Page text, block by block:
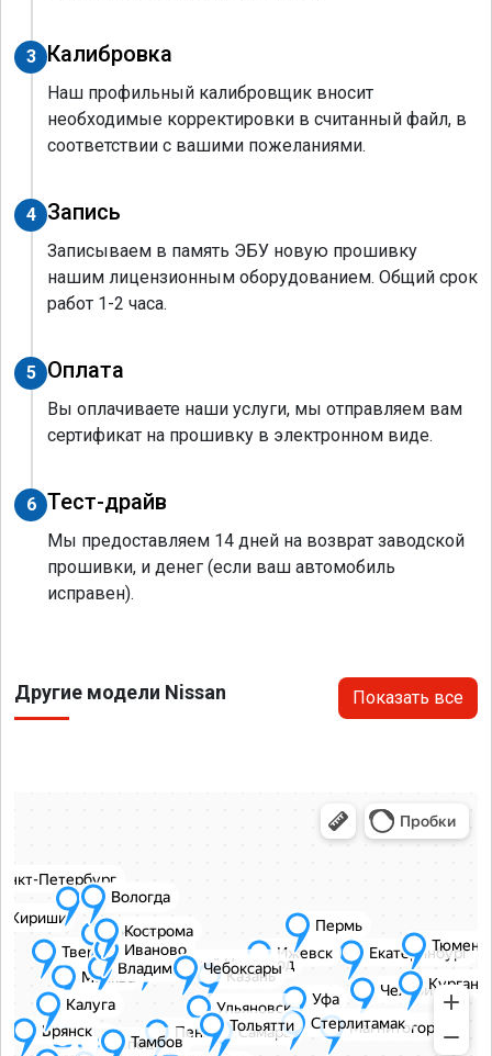
3 Калибровка
Наш профильный калибровщик вносит
необходимые корректировки в считанный файл, в
соответствии с вашими пожеланиями.
4 Запись
Записываем в память ЭБУ новую прошивку
нашим лицензионным оборудованием. Общий срок
работ 1-2 часа.
5 Оплата
Вы оплачиваете наши услуги, мы отправляем вам
сертификат на прошивку в электронном виде.
6 Тест-драйв
Мы предоставляем 14 дней на возврат заводской
прошивки, и денег (если ваш автомобиль
исправен).
Другие модели Nissan Показать все